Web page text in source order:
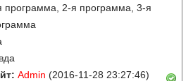
программа, 2-я программа, 3-я
Admin (2016-11-28 23:27:46)